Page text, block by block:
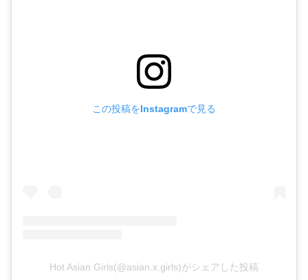
この投稿をInstagramで見る
Hot Asian Girls(@asian.x.girls)がシェアした投稿